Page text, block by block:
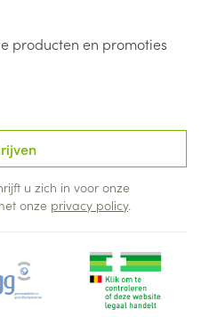
producten en promoties
u zich in voor onze
onze privacy policy.